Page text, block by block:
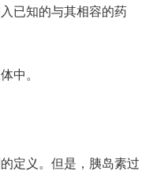
已知的与其相容的药
中。
定义。但是，胰岛素过